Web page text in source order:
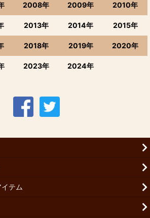
2008年 2009年 2010年
2013年 2014年 2015年
2018年 2019年 2020年
2023年 2024年
テム